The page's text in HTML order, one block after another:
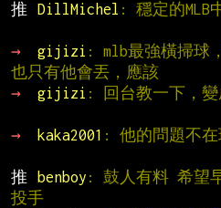
推
DillMichel : 穩定的MLB
→
gijizi : mlb最強橫掃球
也只有他會丟，應該
→
gijizi : 回台教一下，變
→
kaka2001 : 他的問題不
推
benboy : 鼓人有料 希望
投手